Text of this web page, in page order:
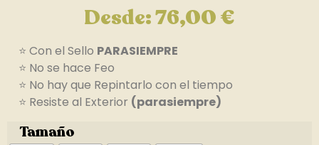
Desde:76,00€
⭐ Con el Sello PARASIEMPRE
⭐ No se hace Feo
⭐ No hay que Repintarlo con el tiempo
⭐ Resiste al Exterior (parasiempre)
Tamaño